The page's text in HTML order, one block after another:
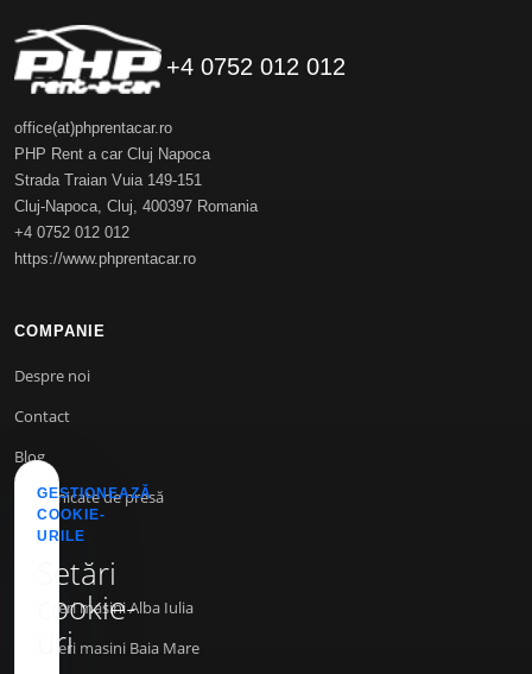
+4 0752 012 012
office(at)phprentacar.ro
PHP Rent a car Cluj Napoca
Strada Traian Vuia 149-151
Cluj-Napoca, Cluj, 400397 Romania
+4 0752 012 012
https://www.phprentacar.ro
COMPANIE
Despre noi
Contact
Blog
Comunicate de presă
Inchirieri masini Alba Iulia
Inchirieri masini Baia Mare
GESTIONEAZĂ
COOKIE-
URILE
Setări
cookie-
uri